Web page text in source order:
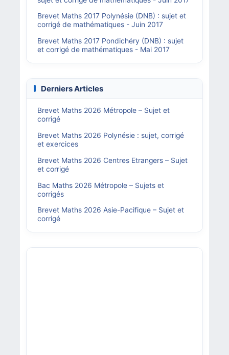
Brevet Maths 2017 Polynésie (DNB) : sujet et
corrigé de mathématiques - Juin 2017
Brevet Maths 2017 Pondichéry (DNB) : sujet
et corrigé de mathématiques - Mai 2017
Derniers Articles
Brevet Maths 2026 Métropole – Sujet et
corrigé
Brevet Maths 2026 Polynésie : sujet, corrigé
et exercices
Brevet Maths 2026 Centres Etrangers – Sujet
et corrigé
Bac Maths 2026 Métropole – Sujets et
corrigés
Brevet Maths 2026 Asie-Pacifique – Sujet et
corrigé